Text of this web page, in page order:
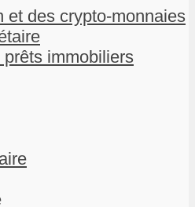
et des crypto-monnaies
immobiliers